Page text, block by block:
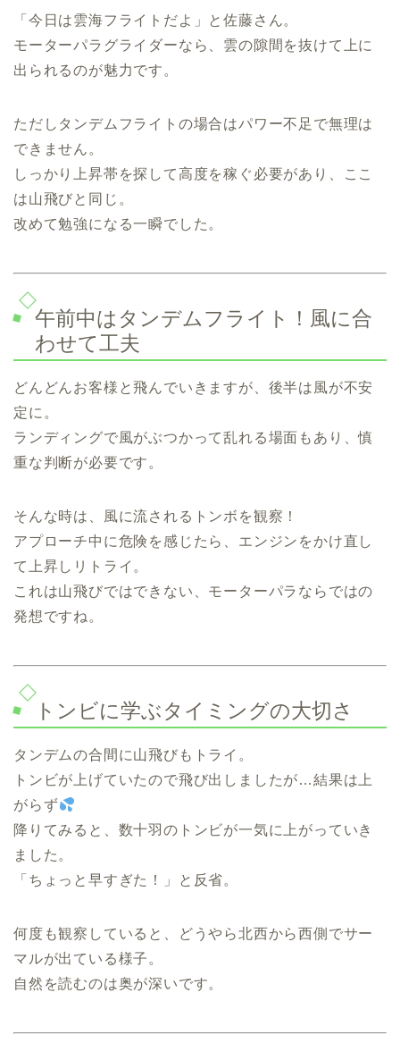
「今日は雲海フライトだよ」と佐藤さん。
モーターパラグライダーなら、雲の隙間を抜けて上に
出られるのが魅力です。
ただしタンデムフライトの場合はパワー不足で無理は
できません。
しっかり上昇帯を探して高度を稼ぐ必要があり、ここ
は山飛びと同じ。
改めて勉強になる一瞬でした。
午前中はタンデムフライト！風に合
わせて工夫
どんどんお客様と飛んでいきますが、後半は風が不安
定に。
ランディングで風がぶつかって乱れる場面もあり、慎
重な判断が必要です。
そんな時は、風に流されるトンボを観察！
アプローチ中に危険を感じたら、エンジンをかけ直し
て上昇しリトライ。
これは山飛びではできない、モーターパラならではの
発想ですね。
トンビに学ぶタイミングの大切さ
タンデムの合間に山飛びもトライ。
トンビが上げていたので飛び出しましたが…結果は上
がらず
降りてみると、数十羽のトンビが一気に上がっていき
ました。
「ちょっと早すぎた！」と反省。
何度も観察していると、どうやら北西から西側でサー
マルが出ている様子。
自然を読むのは奥が深いです。